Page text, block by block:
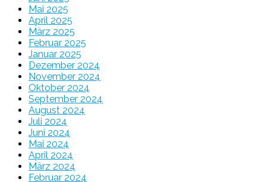
Mai 2025
April 2025
März 2025
Februar 2025
Januar 2025
Dezember 2024
November 2024
Oktober 2024
September 2024
August 2024
Juli 2024
Juni 2024
Mai 2024
April 2024
März 2024
Februar 2024